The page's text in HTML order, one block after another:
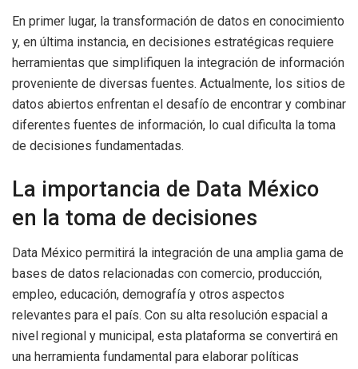
En primer lugar, la transformación de datos en conocimiento
y, en última instancia, en decisiones estratégicas requiere
herramientas que simplifiquen la integración de información
proveniente de diversas fuentes. Actualmente, los sitios de
datos abiertos enfrentan el desafío de encontrar y combinar
diferentes fuentes de información, lo cual dificulta la toma
de decisiones fundamentadas.
La importancia de Data México
en la toma de decisiones
Data México permitirá la integración de una amplia gama de
bases de datos relacionadas con comercio, producción,
empleo, educación, demografía y otros aspectos
relevantes para el país. Con su alta resolución espacial a
nivel regional y municipal, esta plataforma se convertirá en
una herramienta fundamental para elaborar políticas